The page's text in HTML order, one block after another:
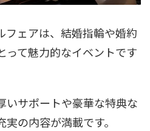
フェアは、結婚指輪や婚約
って魅力的なイベントです
いサポートや豪華な特典な
の内容が満載です。